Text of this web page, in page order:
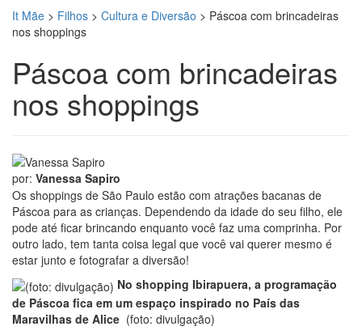
It Mãe > Filhos > Cultura e Diversão > Páscoa com brincadeiras
nos shoppings
Páscoa com brincadeiras
nos shoppings
por: Vanessa Sapiro
Os shoppings de São Paulo estão com atrações bacanas de
Páscoa para as crianças. Dependendo da idade do seu filho, ele
pode até ficar brincando enquanto você faz uma comprinha. Por
outro lado, tem tanta coisa legal que você vai querer mesmo é
estar junto e fotografar a diversão!
No shopping Ibirapuera, a programação
de Páscoa fica em um espaço inspirado no País das
Maravilhas de Alice (foto: divulgação)